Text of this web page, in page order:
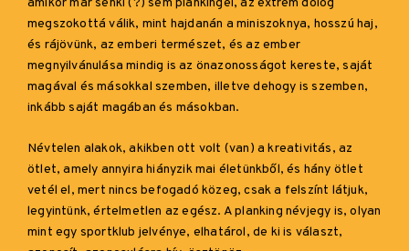
amikor már senki (?) sem plankingel, az extrém dolog
megszokottá válik, mint hajdanán a miniszoknya, hosszú haj,
és rájövünk, az emberi természet, és az ember
megnyilvánulása mindig is az önazonosságot kereste, saját
magával és másokkal szemben, illetve dehogy is szemben,
inkább saját magában és másokban.
Névtelen alakok, akikben ott volt (van) a kreativitás, az
ötlet, amely annyira hiányzik mai életünkből, és hány ötlet
vetél el, mert nincs befogadó közeg, csak a felszínt látjuk,
legyintünk, értelmetlen az egész. A planking névjegy is, olyan
mint egy sportklub jelvénye, elhatárol, de ki is választ,